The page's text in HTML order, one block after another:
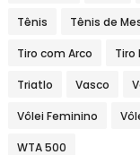
Tênis Tênis de
Tiro com Arco Tiro
Triatlo Vasco
Vôlei Feminino
WTA 500